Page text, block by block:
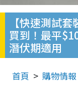
【快速測試
買到！最平
潛伏期適用
首頁 購物情報